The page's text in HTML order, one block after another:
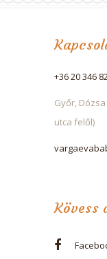
+36 20 346
Győr,
utca felől)
Kövess